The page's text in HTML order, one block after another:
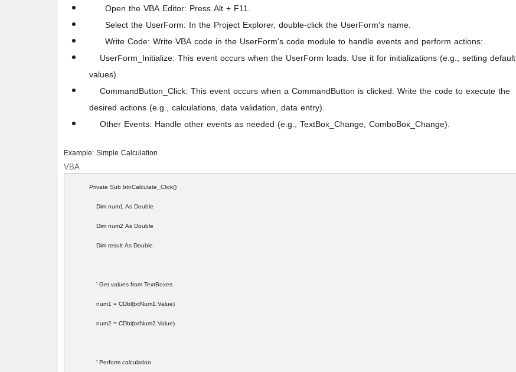
Open the VBA Editor: Press Alt + F11.
Select the UserForm: In the Project Explorer, double-click the UserForm's name.
Write Code: Write VBA code in the UserForm's code module to handle events and perform actions:
UserForm_Initialize: This event occurs when the UserForm loads. Use it for initializations (e.g., setting default
values).
CommandButton_Click: This event occurs when a CommandButton is clicked. Write the code to execute the
desired actions (e.g., calculations, data validation, data entry).
Other Events: Handle other events as needed (e.g., TextBox_Change, ComboBox_Change).
Example: Simple Calculation
VBA
Private Sub btnCalculate_Click()
Dim num1 As Double
Dim num2 As Double
Dim result As Double
' Get values from TextBoxes
num1 = CDbl(txtNum1.Value)
num2 = CDbl(txtNum2.Value)
' Perform calculation